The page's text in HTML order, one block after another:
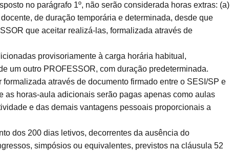
no parágrafo 1º, não serão considerada horas extras: (a)
de duração temporária e determinada, desde que
que aceitar realizá-las, formalizada através de
provisoriamente à carga horária habitual,
um outro PROFESSOR, com duração predeterminada.
através de documento firmado entre o SESI/SP e
as horas-aula adicionais serão pagas apenas como aulas
e das demais vantagens pessoais proporcionais a
dos 200 dias letivos, decorrentes da ausência do
simpósios ou equivalentes, previstos na cláusula 52